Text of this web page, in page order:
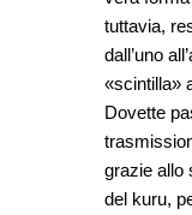
tuttavia,
dall’uno
«scintilla»
Dovette
grazie allo
del kuru,